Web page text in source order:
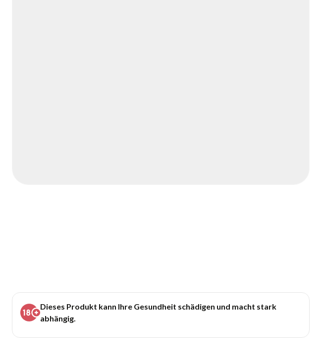
Dieses Produkt kann Ihre Gesundheit schädigen und macht stark
abhängig.